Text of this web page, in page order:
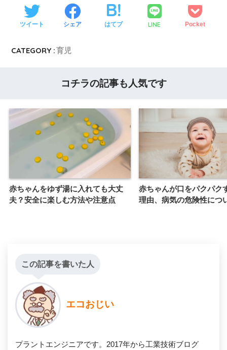
ツイート シェア はてブ LINE Pocket
CATEGORY :育児
コチラの記事も人気です
赤ちゃんをゆず湯に入れても大丈
夫？安全に楽しむ方法や注意点
赤ちゃんが口をパクパク
理由、病気の危険性につ
この記事を書いた人
エコおじい
プラントエンジニアです。2017年から工業技術ブログ